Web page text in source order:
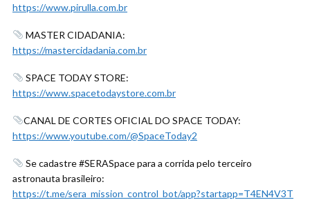
https://www.pirulla.com.br
MASTER CIDADANIA:
https://mastercidadania.com.br
SPACE TODAY STORE:
https://www.spacetodaystore.com.br
CANAL DE CORTES OFICIAL DO SPACE TODAY:
https://www.youtube.com/@SpaceToday2
Se cadastre #SERASpace para a corrida pelo terceiro
astronauta brasileiro:
https://t.me/sera_mission_control_bot/app?startapp=T4EN4V3T